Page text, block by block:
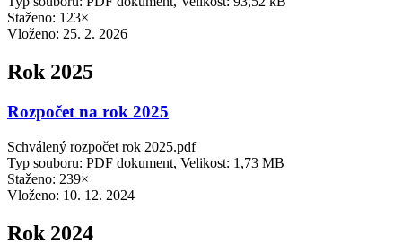
Staženo: 123×
Vloženo: 25. 2. 2026
Rok 2025
Rozpočet na rok 2025
Schválený rozpočet rok 2025.pdf
Typ souboru: PDF dokument, Velikost: 1,73 MB
Staženo: 239×
Vloženo: 10. 12. 2024
Rok 2024